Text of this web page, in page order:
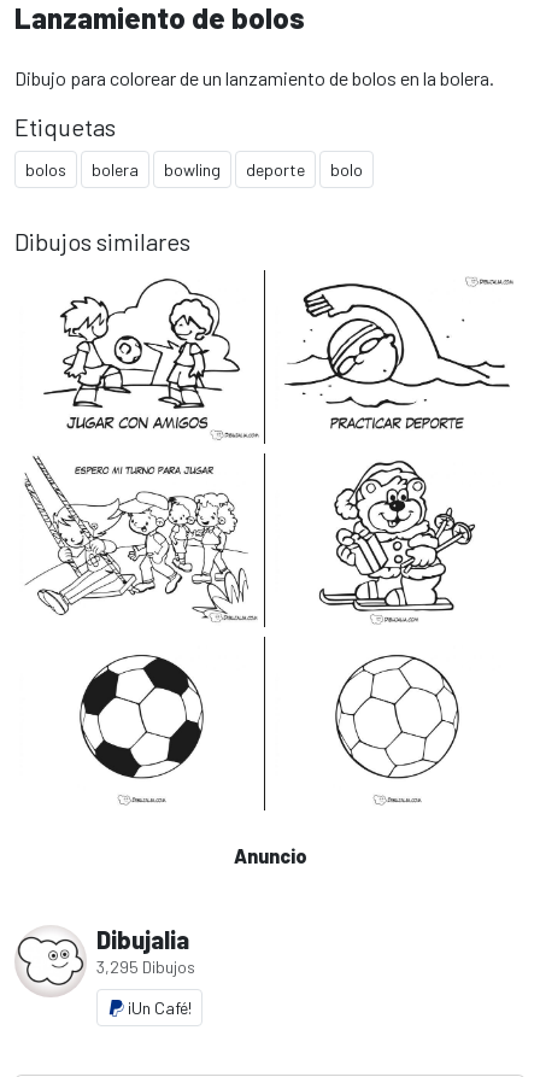
Lanzamiento de bolos
Dibujo para colorear de un lanzamiento de bolos en la bolera.
Etiquetas
bolos bolera bowling deporte bolo
Dibujos similares
Anuncio
Dibujalia
3,295 Dibujos
¡Un Café!